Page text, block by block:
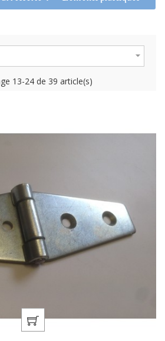

13-24 de 39 article(s)